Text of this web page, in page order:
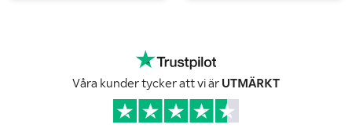
Våra kunder tycker att vi är UTMÄRKT